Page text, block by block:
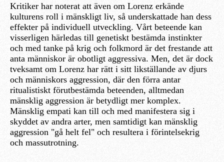
Kritiker har noterat att även om Lorenz erkände
kulturens roll i mänskligt liv, så underskattade han dess
effekter på individuell utveckling. Vårt beteende kan
visserligen härledas till genetiskt bestämda instinkter
och med tanke på krig och folkmord är det frestande att
anta människor är obotligt aggressiva. Men, det är dock
tveksamt om Lorenz har rätt i sitt likställande av djurs
och människors aggression, där den förra antar
ritualistiskt förutbestämda beteenden, alltmedan
mänsklig aggression är betydligt mer komplex.
Mänsklig empati kan till och med manifestera sig i
skyddet av andra arter, men samtidigt kan mänsklig
aggression "gå helt fel" och resultera i förintelsekrig
och massutrotning.